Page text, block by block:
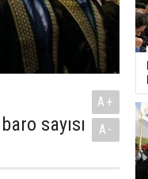
sayısı
A+
A-